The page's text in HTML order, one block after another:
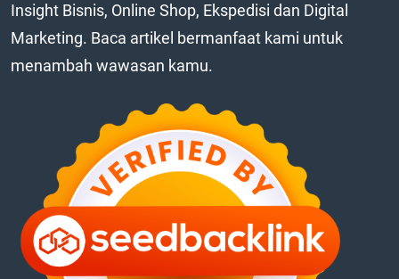
Insight Bisnis, Online Shop, Ekspedisi dan Digital
Marketing. Baca artikel bermanfaat kami untuk
menambah wawasan kamu.